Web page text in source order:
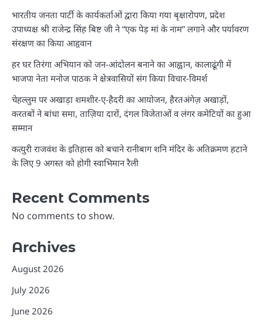
भारतीय जनता पार्टी के कार्यकर्ताओं द्वारा किया गया बृक्षारोपण, प्रदेश
उपाध्यक्ष श्री राजेन्द्र सिंह बिष्ट जी ने “एक पेड़ मां के नाम” लगाने और पर्यावरण
संरक्षण का किया आहृवान
हर घर तिरंगा अभियान को जन-आंदोलन बनाने का आह्वान, कालाढूंगी में
भाजपा नेता मनोज पाठक ने क्षेत्रवासियों संग किया विचार-विमर्श
चेहल्लुम पर अखाड़ा शमशीर-ए-हैदरी का आयोजन, हैरतअंगेज़ अखाड़ों,
करतबों ने बांधा समा, ताज़िया दारों, दंगल विजेताओं व लंगर कमेटियों का हुआ
सम्मान
कत्युरी राजवंश के इतिहास को बचाने रानीबाग शनि मंदिर के अतिक्रमण हटाने
के लिए 9 अगस्त को होगी स्वाभिमान रैली
Recent Comments
No comments to show.
Archives
August 2026
July 2026
June 2026